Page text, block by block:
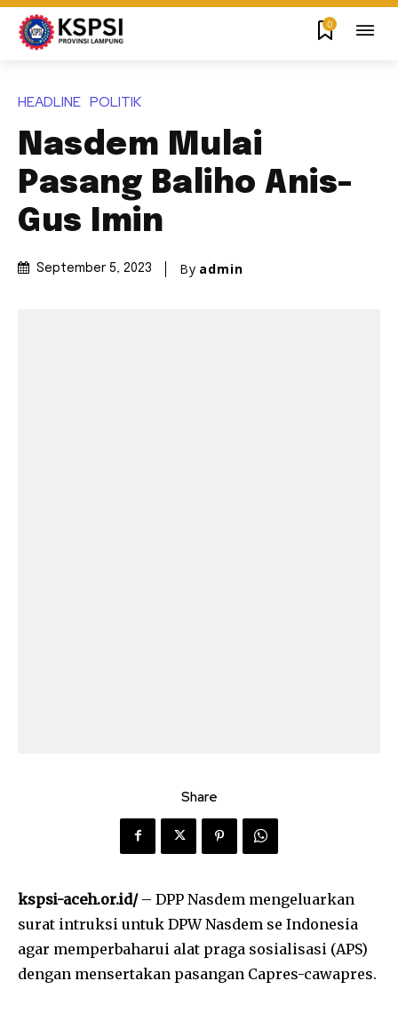
0
HEADLINE POLITIK
Nasdem Mulai
Pasang Baliho Anis-
Gus Imin
September 5, 2023 By admin
Share
kspsi-aceh.or.id/– DPP Nasdem mengeluarkan
surat intruksi untuk DPW Nasdem se Indonesia
agar memperbaharui alat praga sosialisasi (APS)
dengan mensertakan pasangan Capres-cawapres.